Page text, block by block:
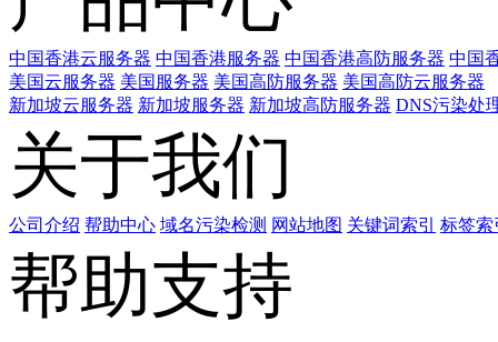
中国香港云服务器 中国香港服务器 中国香港高防服务器 中国
美国云服务器 美国服务器 美国高防服务器 美国高防云服务器
新加坡云服务器 新加坡服务器 新加坡高防服务器 DNS污染处
关于我们
公司介绍 帮助中心 域名污染检测 网站地图 关键词索引 标签索
帮助支持